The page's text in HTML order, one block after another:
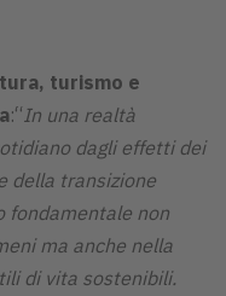
turismo e
:“ In una realtà
dagli effetti dei
della transizione
fondamentale non
ma anche nella
di vita sostenibili.